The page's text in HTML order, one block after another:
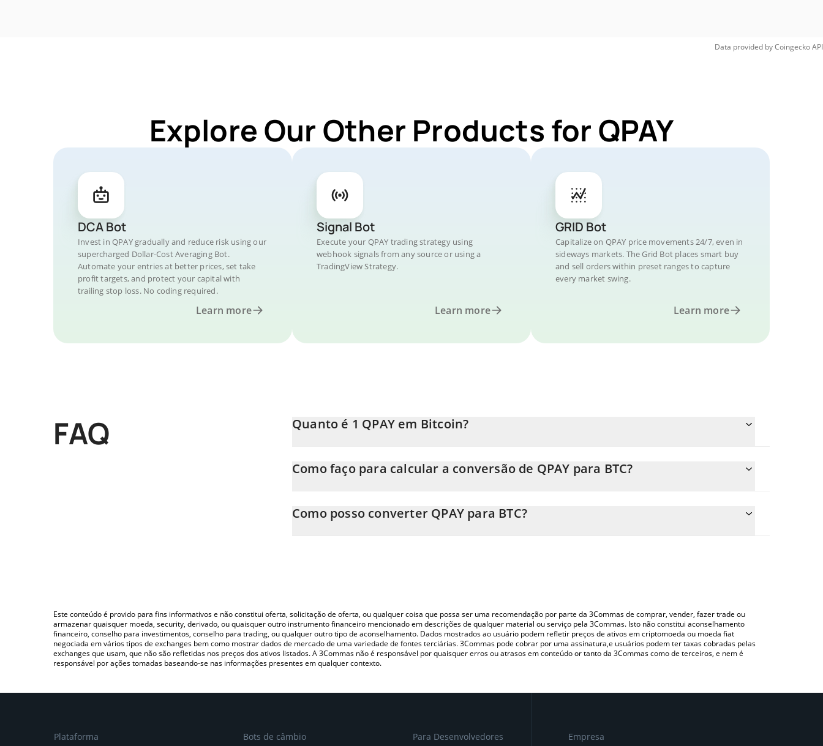
Data provided byCoingeckoAPI
Explore Our Other Products for QPAY
DCA Bot
Invest in QPAY gradually and reduce risk using our
supercharged Dollar-Cost Averaging Bot.
Automate your entries at better prices, set take
profit targets, and protect your capital with
trailing stop loss. No coding required.
Learn more
Signal Bot
Execute your QPAY trading strategy using
webhook signals from any source or using a
TradingView Strategy.
Learn more
GRID Bot
Capitalize on QPAY price movements 24/7, even in
sideways markets. The Grid Bot places smart buy
and sell orders within preset ranges to capture
every market swing.
Learn more
FAQ Quanto é 1 QPAY em Bitcoin?
Neste momento, 1 QPAY equivale a 8.43016e-10 BTC
Como faço para calcular a conversão de QPAY para BTC?
inserindo a quantidade de QPAY no campo correspondente e converterá automaticamente o valor em Bitcoin (BTC).
Como posso converter QPAY para BTC?
Este conteúdo é provido para fins informativos e não constitui oferta, solicitação de oferta, ou qualquer coisa que possa ser uma recomendação por parte da 3Commas de comprar, vender, fazer trade ou
armazenar quaisquer moeda, security, derivado, ou quaisquer outro instrumento financeiro mencionado em descrições de qualquer material ou serviço pela 3Commas. Isto não constitui aconselhamento
financeiro, conselho para investimentos, conselho para trading, ou qualquer outro tipo de aconselhamento. Dados mostrados ao usuário podem refletir preços de ativos em criptomoeda ou moeda fiat
negociada em vários tipos de exchanges bem como mostrar dados de mercado de uma variedade de fontes terciárias. 3Commas pode cobrar por uma assinatura,e usuários podem ter taxas cobradas pelas
exchanges que usam, que não são refletidas nos preços dos ativos listados. A 3Commas não é responsável por quaisquer erros ou atrasos em conteúdo or tanto da 3Commas como de terceiros, e nem é
responsável por ações tomadas baseando-se nas informações presentes em qualquer contexto.
Plataforma Bots de câmbio Para Desenvolvedores Empresa